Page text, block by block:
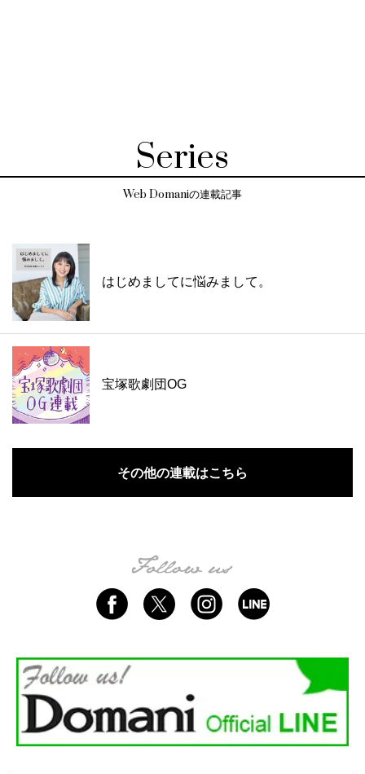
Series
Web Domaniの連載記事
はじめましてに悩みまして。
宝塚歌劇団OG
その他の連載はこちら